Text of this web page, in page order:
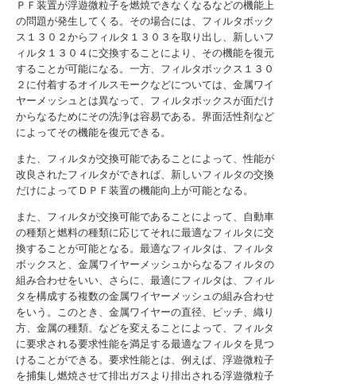
ＰＦ装置が浮遊微粒子を燃焼できなくなるなどの機能上
の問題が発生してくる。その場合には、フィルタボック
ス１３０２からフィルタ１３０３を取り出し、新しいフ
ィルタ１３０４に交換することにより、その機能を復元
することが可能になる。一方、フィルタボックス１３０
２に付着するオイルスモークなどについては、金属ワイ
ヤーメッシュとは異なって、フィルタボックスが面だけ
からなるためにその洗浄は容易である。界面活性剤など
によってその機能を復元できる。
また、フィルタが交換可能であることによって、性能が
改良されたフィルタができれば、新しいフィルタの交換
だけによってＤＰＦ装置の機能向上が可能となる。
また、フィルタが交換可能であることによって、自動車
の種類と燃料の種類に応じてそれに最適なフィルタに交
換することが可能となる。最適なフィルタは、フィルタ
ボックスと、金属ワイヤーメッシュからなるフィルタの
組み合わせをいい、さらに、最適にフィルタは、フィル
タを構成する複数の金属ワイヤーメッシュの組み合わせ
をいう。このとき、金属ワイヤーの直径、ピッチ、織り
方、金属の種類、などを変えることによって、フィルタ
に要求される要求性能を満足する最適なフィルタを見つ
けることができる。要求性能とは、例えば、浮遊微粒子
を捕集し燃焼させて排出ガスより排出される浮遊微粒子